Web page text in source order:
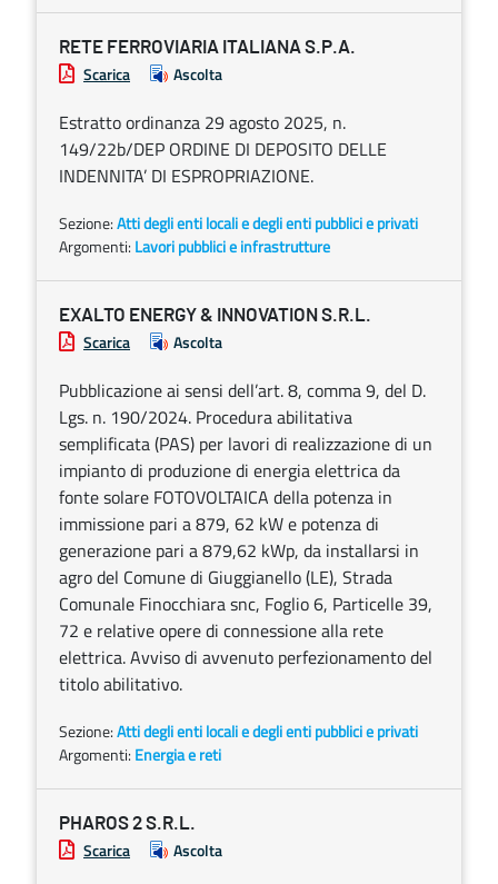
RETE FERROVIARIA ITALIANA S.P.A.
Scarica Ascolta
Estratto ordinanza 29 agosto 2025, n.
149/22b/DEP ORDINE DI DEPOSITO DELLE
INDENNITA’ DI ESPROPRIAZIONE.
Sezione:Atti degli enti locali e degli enti pubblici e privati
Argomenti: Lavori pubblici e infrastrutture
EXALTO ENERGY & INNOVATION S.R.L.
Scarica Ascolta
Pubblicazione ai sensi dell’art. 8, comma 9, del D.
Lgs. n. 190/2024. Procedura abilitativa
semplificata (PAS) per lavori di realizzazione di un
impianto di produzione di energia elettrica da
fonte solare FOTOVOLTAICA della potenza in
immissione pari a 879, 62 kW e potenza di
generazione pari a 879,62 kWp, da installarsi in
agro del Comune di Giuggianello (LE), Strada
Comunale Finocchiara snc, Foglio 6, Particelle 39,
72 e relative opere di connessione alla rete
elettrica. Avviso di avvenuto perfezionamento del
titolo abilitativo.
Sezione:Atti degli enti locali e degli enti pubblici e privati
Argomenti: Energia e reti
PHAROS 2 S.R.L.
Scarica Ascolta